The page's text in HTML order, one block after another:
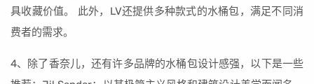
具收藏价值。 此外，LV还提供多种款式的水桶包，满足不同消
费者的需求。
4、除了香奈儿，还有许多品牌的水桶包设计感强，以下是一些